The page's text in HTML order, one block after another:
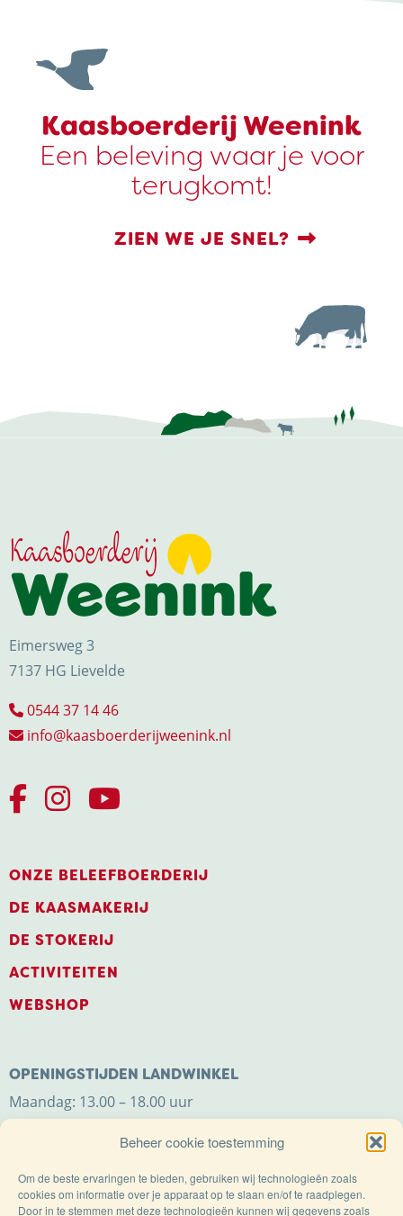
Beheer cookie toestemming
Om de beste ervaringen te bieden, gebruiken wij technologieën zoals
cookies om informatie over je apparaat op te slaan en/of te raadplegen.
Door in te stemmen met deze technologieën kunnen wij gegevens zoals
Kaasboerderij Weenink
Een beleving waar je voor
terugkomt!
ZIEN WE JE SNEL?
Eimersweg 3
7137 HG Lievelde
0544 37 14 46
info@kaasboerderijweenink.nl
ONZE BELEEFBOERDERIJ
DE KAASMAKERIJ
DE STOKERIJ
ACTIVITEITEN
WEBSHOP
OPENINGSTIJDEN LANDWINKEL
Maandag: 13.00 – 18.00 uur
Zondag: 11.00 – 18.00 uur